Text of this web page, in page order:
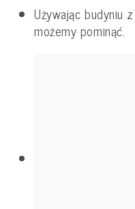
Używając budyniu
możemy pominąć.